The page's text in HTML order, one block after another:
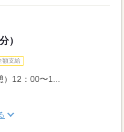
）
額支給
12：00〜1...